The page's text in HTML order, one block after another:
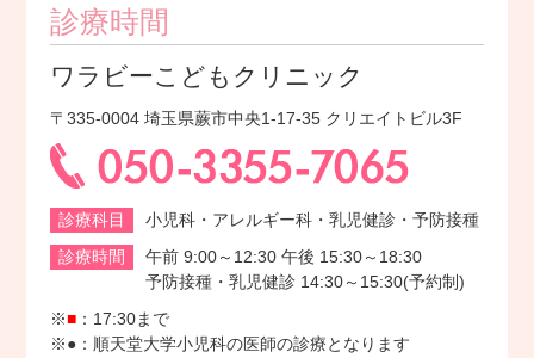
診療時間
ワラビーこどもクリニック
〒335-0004 埼玉県蕨市中央1-17-35 クリエイトビル3F
診療科目
小児科・アレルギー科・乳児健診・予防接種
診療時間
午前 9:00～12:30 午後 15:30～18:30
予防接種・乳児健診 14:30～15:30(予約制)
※■ ：17:30まで
※●：順天堂大学小児科の医師の診療となります